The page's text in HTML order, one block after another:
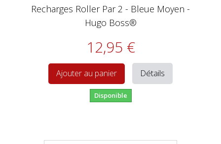
Recharges Roller Par 2 - Bleue Moyen -
Hugo Boss®
12,95 €
Ajouter au panier Détails
Disponible